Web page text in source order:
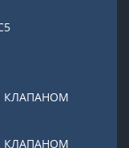
КЛАПАНОМ
КЛАПАНОМ